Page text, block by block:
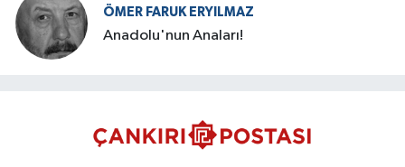
ÖMER FARUK ERYILMAZ
Anadolu'nun Anaları!